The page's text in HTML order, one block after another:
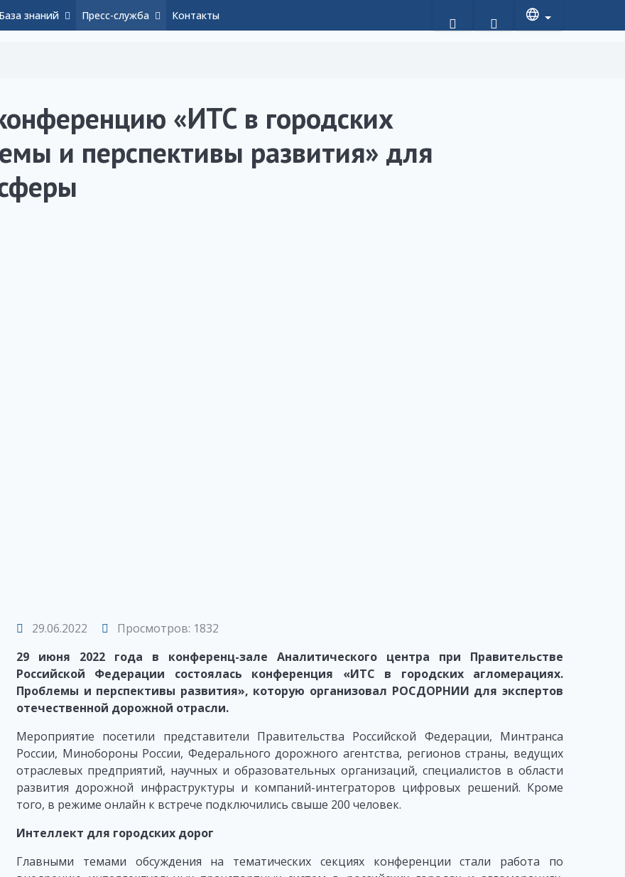
База знаний Пресс-служба Контакты
«ИТС в городских
и перспективы развития» для
29.06.2022
Просмотров: 1832
29 июня 2022 года в конференц-зале Аналитического центра при Правительстве
Российской Федерации состоялась конференция «ИТС в городских агломерациях.
Проблемы и перспективы развития», которую организовал РОСДОРНИИ для экспертов
отечественной дорожной отрасли.
Мероприятие посетили представители Правительства Российской Федерации, Минтранса
России, Минобороны России, Федерального дорожного агентства, регионов страны, ведущих
отраслевых предприятий, научных и образовательных организаций, специалистов в области
развития дорожной инфраструктуры и компаний-интеграторов цифровых решений. Кроме
того, в режиме онлайн к встрече подключились свыше 200 человек.
Интеллект для городских дорог
Главными темами обсуждения на тематических секциях конференции стали работа по